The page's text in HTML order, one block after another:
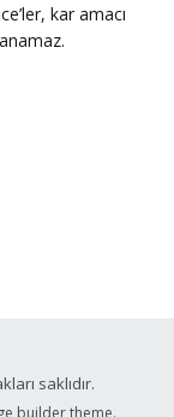
kar amacı
saklıdır.